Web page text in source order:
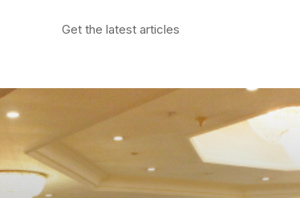
Get the latest articles